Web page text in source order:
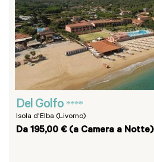
Del Golfo ****
Isola d'Elba (Livorno)
Da 195,00 € (a Camera a Notte)